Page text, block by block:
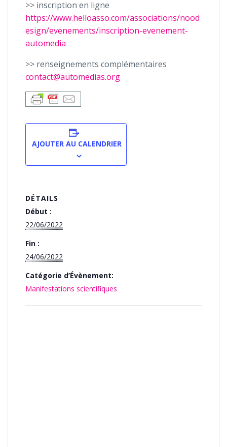
>> inscription en ligne
https://www.helloasso.com/associations/nood
esign/evenements/inscription-evenement-
automedia
>> renseignements complémentaires
contact@automedias.org
AJOUTER AU CALENDRIER
DÉTAILS
Début :
22/06/2022
Fin :
24/06/2022
Catégorie d’Évènement:
Manifestations scientifiques